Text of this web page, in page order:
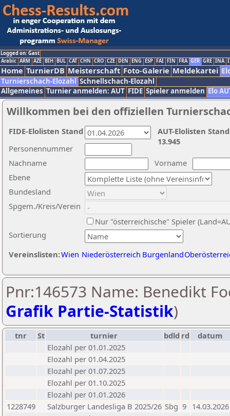
Logged on: Gast
Arabic ARM AZE BIH BUL CAT CHN CRO CZE DEN ENG ESP FAI FIN FRA GER GRE INA
Home TurnierDB Meisterschaft Foto-Galerie Meldekartei
Turnierschach-Elozahl Schnellschach-Elozahl
Allgemeines Turnier anmelden: AUT FIDE Spieler anmelden Elo
Willkommen bei den offiziellen
Nachname
Vorname
Ebene
Sortierung
Personennummer
Bundesland
Spgem./Kreis/Verein
Nur "österreichische" Spieler
Vereinslisten:Wien Niederösterreich Burgenland
AUT-Elolisten
13.945
FIDE-Elolisten Stand
Pnr:146573 Name: Benedikt
Grafik Partie-Statistik)
tnr St turnier bdld rd
datum
Elozahl per 01.01.2025
Elozahl per 01.04.2025
Elozahl per 01.07.2025
Elozahl per 01.10.2025
Elozahl per 01.01.2026
1228749
Salzburger Landesliga B 2025/26 Sbg 9 14.03.2026